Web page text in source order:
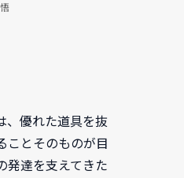
、優れた道具を抜
ことそのものが目
発達を支えてきた